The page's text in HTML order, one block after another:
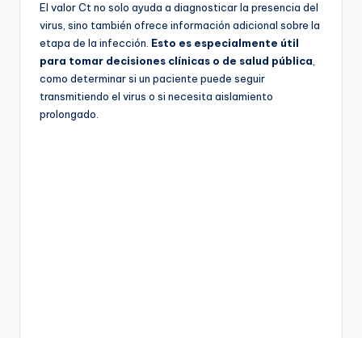
El valor Ct no solo ayuda a diagnosticar la presencia del
virus, sino también ofrece información adicional sobre la
etapa de la infección. Esto es especialmente útil
para tomar decisiones clínicas o de salud pública
como determinar si un paciente puede seguir
transmitiendo el virus o si necesita aislamiento
prolongado.